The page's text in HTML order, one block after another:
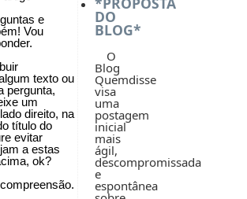
DO
BLOG*
O
Blog
Quemdisse
visa
uma
postagem
inicial
mais
ágil,
descompromissada
e
espontânea
e
Vou
texto ou
pergunta,
um
direito, na
título do
evitar
a estas
ok?